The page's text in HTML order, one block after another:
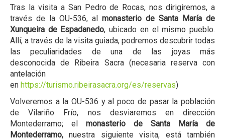
Tras la visita a San Pedro de Rocas, nos dirigiremos, a
través de la OU-536, al monasterio de Santa María de
Xunqueira de Espadanedo, ubicado en el mismo pueblo.
Allí, a través de la visita guiada, podremos descubrir todas
las peculiaridades de una de las joyas más
desconocida de Ribeira Sacra (necesaria reserva con
antelación
en https://turismo.ribeirasacra.org/es/reservas)
Volveremos a la OU-536 y al poco de pasar la población
de Vilariño Frío, nos desviaremos en dirección
Montederramo; el monasterio de Santa María de
Montederramo,nuestra siguiente visita, está también